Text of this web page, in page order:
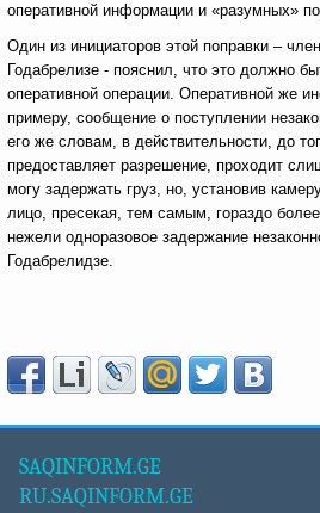
оперативной информации и «разумных»
Один из инициаторов этой поправки –
Годабрелизе - пояснил, что это должно
оперативной операции. Оперативной же
примеру, сообщение о поступлении
его же словам, в действительности, до
предоставляет разрешение, проходит
могу задержать груз, но, установив
лицо, пресекая, тем самым, гораздо
нежели одноразовое задержание
Годабрелидзе.
SAQINFORM.GE
RU.SAQINFORM.GE